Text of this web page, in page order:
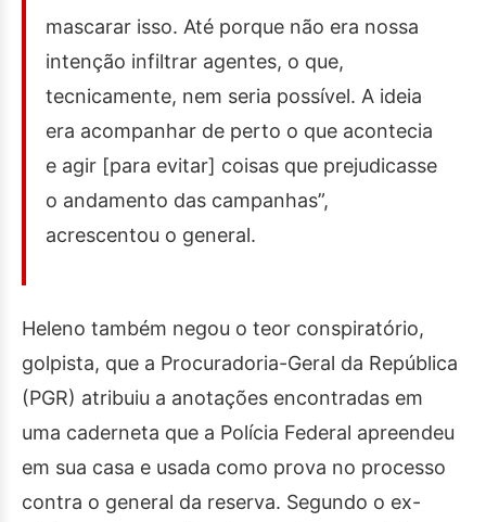
mascarar isso. Até porque não era nossa
intenção infiltrar agentes, o que,
tecnicamente, nem seria possível. A ideia
era acompanhar de perto o que acontecia
e agir [para evitar] coisas que prejudicasse
o andamento das campanhas”,
acrescentou o general.
Heleno também negou o teor conspiratório,
golpista, que a Procuradoria-Geral da República
(PGR) atribuiu a anotações encontradas em
uma caderneta que a Polícia Federal apreendeu
em sua casa e usada como prova no processo
contra o general da reserva. Segundo o ex-